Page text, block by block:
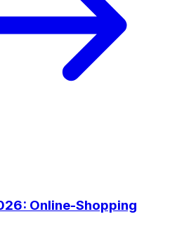
Online-Shopping